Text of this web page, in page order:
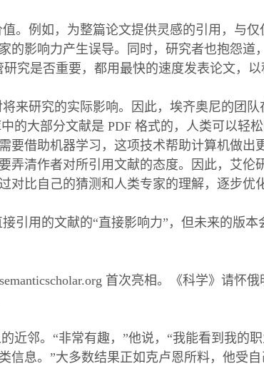
。例如，为整篇论文提供灵感的引用，与
的影响力产生误导。同时，研究者也抱怨道
究是否重要，都用最快的速度发表论文，以
来研究的实际影响。因此，埃齐奥尼的团队
中的大部分文献是 PDF 格式的，人类可以
要借助机器学习，这项技术帮助计算机做
弄清作者对所引用文献的态度。因此，艾
对比自己的猜测和人类专家的理解，逐步优
引用的文献的“直接影响力”，但未来的版
首次亮相。《科学》请怀
近邻。“非常有趣，”他说，“我能看到我的
信息。”大多数结果正如克卢恩所料，他受